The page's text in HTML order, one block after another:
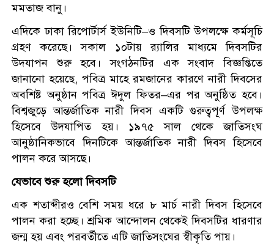
মমতাজ বানু।
এদিকে ঢাকা রিপোর্টার্স ইউনিটি–ও দিবসটি উপলক্ষে কর্মসূচি
গ্রহণ করেছে। সকাল ১০টায় র‍্যালির মাধ্যমে দিবসটির
উদযাপন শুরু হবে। সংগঠনটির এক সংবাদ বিজ্ঞপ্তিতে
জানানো হয়েছে, পবিত্র মাহে রমজানের কারণে নারী দিবসের
অবশিষ্ট অনুষ্ঠান পবিত্র ঈদুল ফিতর–এর পর অনুষ্ঠিত হবে।
বিশ্বজুড়ে আন্তর্জাতিক নারী দিবস একটি গুরুত্বপূর্ণ উপলক্ষ
হিসেবে উদযাপিত হয়। ১৯৭৫ সাল থেকে জাতিসংঘ
আনুষ্ঠানিকভাবে দিনটিকে আন্তর্জাতিক নারী দিবস হিসেবে
পালন করে আসছে।
যেভাবে শুরু হলো দিবসটি
এক শতাব্দীরও বেশি সময় ধরে ৮ মার্চ নারী দিবস হিসেবে
পালন করা হচ্ছে। শ্রমিক আন্দোলন থেকেই দিবসটির ধারণার
জন্ম হয় এবং পরবর্তীতে এটি জাতিসংঘের স্বীকৃতি পায়।